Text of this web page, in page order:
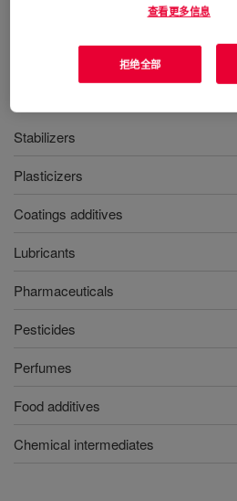
contributes to effective
Stabilizers
Plasticizers
Coatings additives
Lubricants
Pharmaceuticals
Pesticides
Perfumes
Food additives
Chemical intermediates
查看更多信息
拒绝全部